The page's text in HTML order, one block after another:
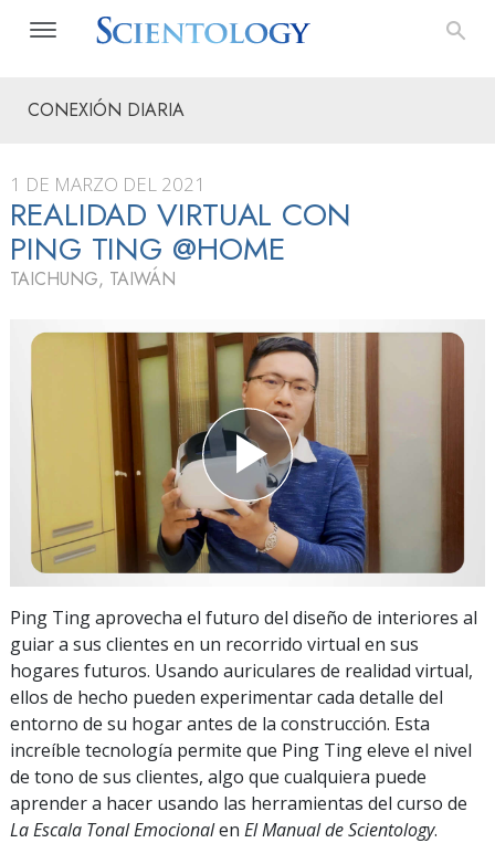
CONEXIÓN DIARIA
1 DE MARZO DEL 2021
REALIDAD VIRTUAL CON
PING TING @HOME
TAICHUNG, TAIWÁN
Ping Ting aprovecha el futuro del diseño de interiores al
guiar a sus clientes en un recorrido virtual en sus
hogares futuros. Usando auriculares de realidad virtual,
ellos de hecho pueden experimentar cada detalle del
entorno de su hogar antes de la construcción. Esta
increíble tecnología permite que Ping Ting eleve el nivel
de tono de sus clientes, algo que cualquiera puede
aprender a hacer usando las herramientas del curso de
La Escala Tonal Emocionalen El Manual de Scientology.